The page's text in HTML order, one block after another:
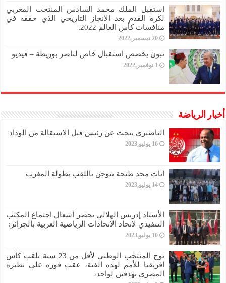
استقبل الملك محمد السادس المنتخب المغربي
لكرة القدم بعد الإنجاز التاريخي الذي حققه في
منافسات كأس العالم 2022.
20 ديسمبر,2022
تبون يخصص استقبال خاص لناصر بوريطة – فيديو
1 نوفمبر,2022
أخبار الرياضة
الناصيري يبحث عن رئيس قبل الاستقالة من الوداد
16 يوليو,2023
اناث مجد طنجة يتوجن باللقب بطولة المغرب
14 يوليو,2023
الأستاذ إدريس الهلالي يحضر أشغال اجتماع المكتب
التنفيذي لاتحاد الاتحادات الرياضية العربية بالجزائر:
10 يوليو,2023
توج المنتخب الوطني لأقل من 23 سنة بلقب كأس
افريقيا للأمم لهذه الفئة، عقب فوزه على نظيره
المصري بهدفين لواحد،